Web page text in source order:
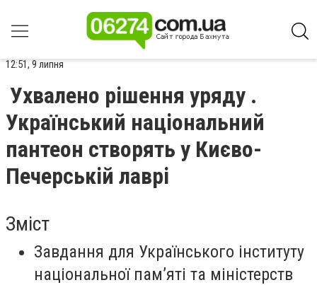
12:51, 9 липня
Ухвалено рішення уряду .
Український національний
пантеон створять у Києво-
Печерській лаврі
Зміст
Завдання для Українського інституту
національної пам’яті та міністерств